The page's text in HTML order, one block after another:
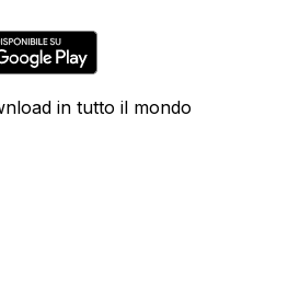
in tutto il mondo